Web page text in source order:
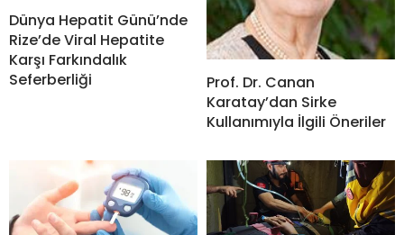
Dünya Hepatit Günü’nde
Rize’de Viral Hepatite
Karşı Farkındalık
Seferberliği
Prof. Dr. Canan
Karatay’dan Sirke
Kullanımıyla İlgili Öneriler